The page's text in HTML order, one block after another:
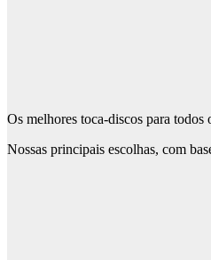
Os melhores toca-discos para todos
Nossas principais escolhas, com